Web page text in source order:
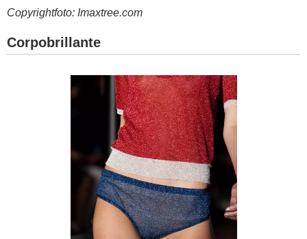
Copyrightfoto: Imaxtree.com
Corpobrillante